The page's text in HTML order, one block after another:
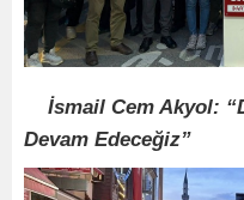
İsmail Cem Akyol:
Devam Edeceğiz”